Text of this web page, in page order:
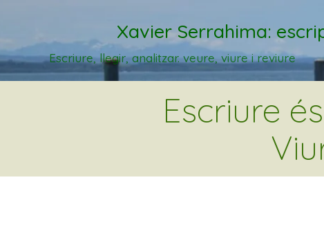
Xavier Serrahima:
Escriure, llegir, analitzar. veure, viure i reviure
Escriure